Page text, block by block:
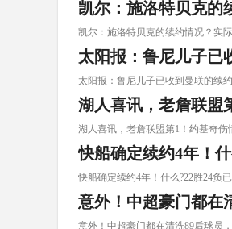
凯尔：施洛特贝克的
凯尔：施洛特贝克的续约情况？实
太阳报：鲁尼儿子已
太阳报：鲁尼儿子已收到曼联的续
湖人喜讯，老詹联盟
湖人喜讯，老詹联盟第1！约基奇伤
快船确定续约4年！
快船确定续约4年！什么?22胜24负
意外！中超豪门都在
意外！中超豪门都在清洗89后球员